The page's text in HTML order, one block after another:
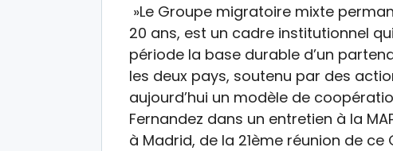
»Le Groupe migratoire mixte
20 ans, est un cadre institutionnel
période la base durable d’un
les deux pays, soutenu par des
aujourd’hui un modèle de
Fernandez dans un entretien à la
à Madrid, de la 21ème réunion de ce